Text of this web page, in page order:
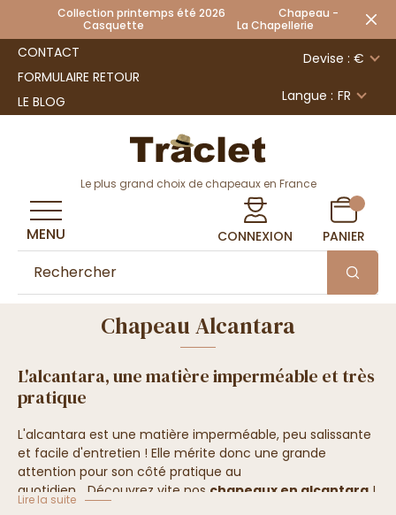
Collection printemps été 2026 Chapeau -
Casquette La Chapellerie
CONTACT
FORMULAIRE RETOUR
LE BLOG
Devise : €
Langue : FR
Le plus grand choix de chapeaux en France
CONNEXION PANIER
MENU
Chapeau Alcantara
L'alcantara, une matière imperméable et très
pratique
L'alcantara est une matière imperméable, peu salissante
et facile d'entretien ! Elle mérite donc une grande
attention pour son côté pratique au
quotidien... Découvrez vite nos chapeaux en alcantara !
Lire la suite